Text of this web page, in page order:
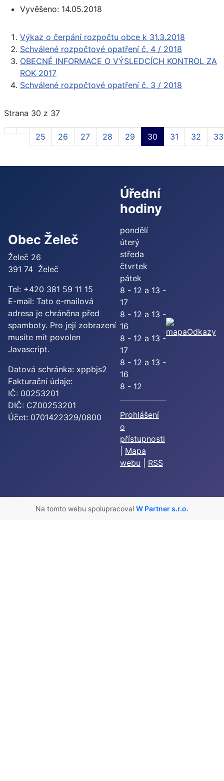
Vyvěšeno: 14.05.2018
Výkaz o čerpání rozpočtu obce k 31.3.2018
Schválené rozpočtové opatření č. 4 / 2018
OBECNÉ INFORMACE O VÝSLEDCÍCH KONTROL ZA
ROK 2017
Schválené rozpočtové opatření č. 3 / 2018
Strana 30 z 37
25 26 27 28 29 30 31 32 33
Obec Želeč
Želeč 26
391 74 Želeč
Tel: +420 381 59 11 15
E-mail: Tato e-mailová
adresa je chráněna před
spamboty. Pro její zobrazení
musíte mít povolen
Javascript.
Datová schránka: xppbjs2
Fakturační údaje:
IČ: 00253201
DIČ: CZ00253201
Účet: 0701422329/0800
Úřední
hodiny
pondělí
úterý
středa
čtvrtek
pátek
8 - 12 a 13 -
17
8 - 12 a 13 -
16
8 - 12 a 13 -
17
8 - 12 a 13 -
16
8 - 12
Prohlášení
o
přístupnosti
Mapa
webu
RSS
Odkazy
Na tomto webu spolupracoval W Partner s.r.o.